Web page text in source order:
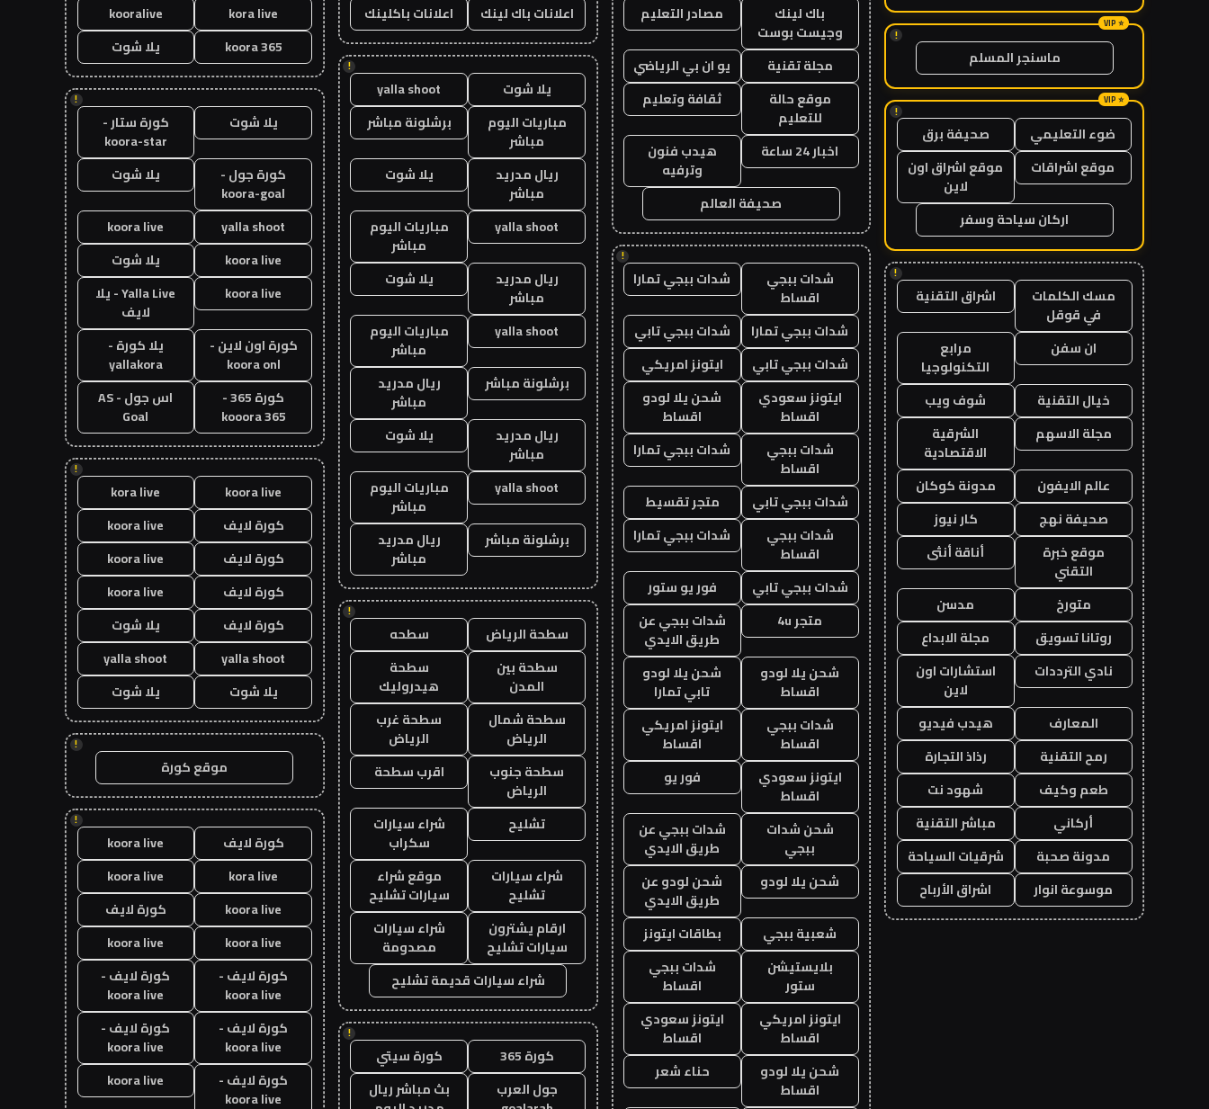
!
ماسنجر المسلم
!
ضوء التعليمي
صحيفة برق
موقع اشراقات
موقع اشراق اون
لاين
اركان سياحة وسفر
!
مسك الكلمات
في قوقل
اشراق التقنية
ان سفن
مرابع
التكنولوجيا
خيال التقنية
شوف ويب
مجلة الاسهم
الشرقية
الاقتصادية
عالم الايفون
مدونة كوكان
صحيفة نهج
كار نيوز
موقع خبرة
التقني
أناقة أنثى
متورخ
مدسن
روتانا تسويق
مجلة الابداع
نادي الترددات
استشارات اون
لاين
المعارف
هيدب فيديو
رمح التقنية
رذاذ التجارة
طعم وكيف
شهود نت
أركاني
مباشر التقنية
مدونة صحبة
شرقيات السياحة
موسوعة انوار
اشراق الأرباح
باك لينك
وجيست بوست
مصادر التعليم
مجلة تقنية
يو ان بي الرياضي
موقع حالة
للتعليم
ثقافة وتعليم
اخبار 24 ساعة
هيدب فنون
وترفيه
صحيفة العالم
!
شدات ببجي
اقساط
شدات ببجي تمارا
شدات ببجي تمارا
شدات ببجي تابي
شدات ببجي تابي
ايتونز امريكي
ايتونز سعودي
اقساط
شحن يلا لودو
اقساط
شدات ببجي
اقساط
شدات ببجي تمارا
شدات ببجي تابي
متجر تقسيط
شدات ببجي
اقساط
شدات ببجي تمارا
شدات ببجي تابي
فور يو ستور
متجر 4u
شدات ببجي عن
طريق الايدي
شحن يلا لودو
اقساط
شحن يلا لودو
تابي تمارا
شدات ببجي
اقساط
ايتونز امريكي
اقساط
ايتونز سعودي
اقساط
فور يو
شحن شدات
ببجي
شدات ببجي عن
طريق الايدي
شحن يلا لودو
شحن لودو عن
طريق الايدي
شعبية ببجي
بطاقات ايتونز
بلايستيشن
ستور
شدات ببجي
اقساط
ايتونز امريكي
اقساط
ايتونز سعودي
اقساط
شحن يلا لودو
اقساط
حناء شعر
اعلانات باك لينك
اعلانات باكلينك
!
يلا شوت
yalla shoot
مباريات اليوم
مباشر
برشلونة مباشر
ريال مدريد
مباشر
يلا شوت
yalla shoot
مباريات اليوم
مباشر
ريال مدريد
مباشر
يلا شوت
yalla shoot
مباريات اليوم
مباشر
برشلونة مباشر
ريال مدريد
مباشر
ريال مدريد
مباشر
يلا شوت
yalla shoot
مباريات اليوم
مباشر
برشلونة مباشر
ريال مدريد
مباشر
!
سطحة الرياض
سطحه
سطحة بين
المدن
سطحة
هيدروليك
سطحة شمال
الرياض
سطحة غرب
الرياض
سطحة جنوب
الرياض
اقرب سطحة
تشليح
شراء سيارات
سكراب
شراء سيارات
تشليح
موقع شراء
سيارات تشليح
ارقام يشترون
سيارات تشليح
شراء سيارات
مصدومة
شراء سيارات قديمة تشليح
!
كورة 365
كورة سيتي
جول العرب
بث مباشر ريال
kora live
kooralive
koora 365
يلا شوت
!
يلا شوت
كورة ستار -
koora-star
كورة جول -
koora-goal
يلا شوت
yalla shoot
koora live
koora live
يلا شوت
koora live
Yalla Live - يلا
لايف
كورة اون لاين -
koora onl
يلا كورة -
yallakora
كورة 365 -
kooora 365
اس جول - AS
Goal
!
koora live
kora live
كورة لايف
koora live
كورة لايف
koora live
كورة لايف
koora live
كورة لايف
يلا شوت
yalla shoot
yalla shoot
يلا شوت
يلا شوت
!
موقع كورة
!
كورة لايف
koora live
kora live
koora live
koora live
كورة لايف
koora live
koora live
كورة لايف -
koora live
كورة لايف -
koora live
كورة لايف -
koora live
كورة لايف -
koora live
كورة لايف -
koora live
koora live